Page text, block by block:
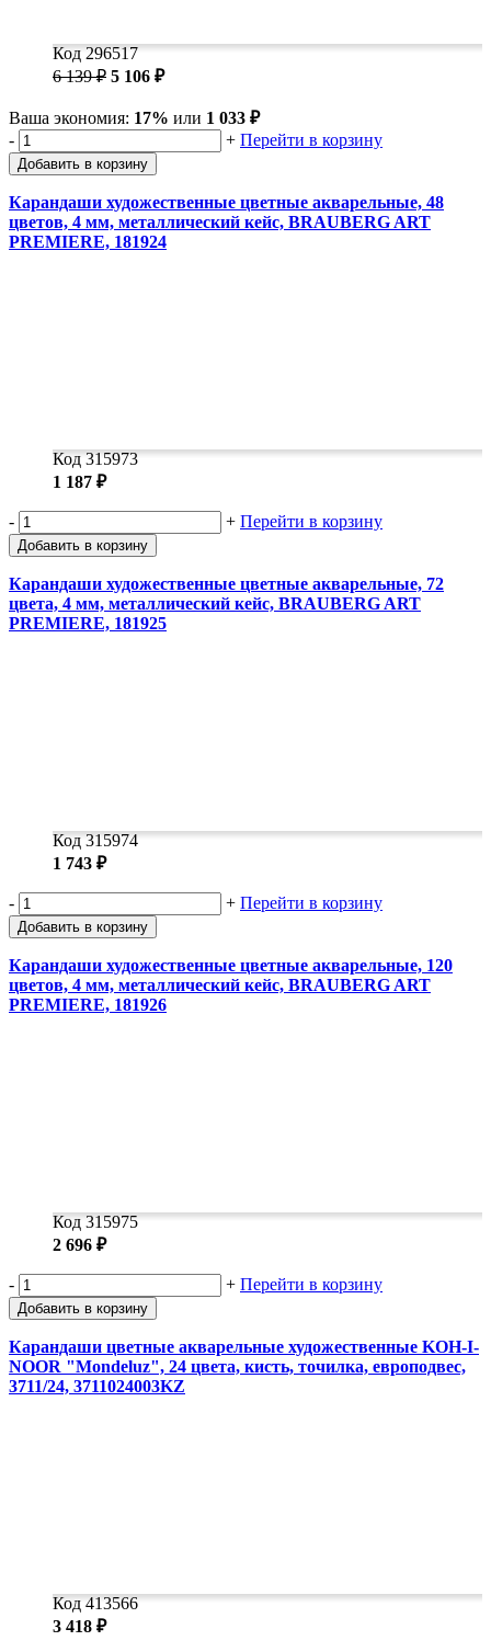
Код 296517
6 139 ₽ 5 106 ₽
Ваша экономия: 17% или 1 033 ₽
-
+ Перейти в корзину
Добавить в корзину
Карандаши художественные цветные акварельные, 48
цветов, 4 мм, металлический кейс, BRAUBERG ART
PREMIERE, 181924
Код 315973
1 187 ₽
- + Перейти в корзину
Добавить в корзину
Карандаши художественные цветные акварельные, 72
цвета, 4 мм, металлический кейс, BRAUBERG ART
PREMIERE, 181925
Код 315974
1 743 ₽
- + Перейти в корзину
Добавить в корзину
Карандаши художественные цветные акварельные, 120
цветов, 4 мм, металлический кейс, BRAUBERG ART
PREMIERE, 181926
Код 315975
2 696 ₽
- + Перейти в корзину
Добавить в корзину
Карандаши цветные акварельные художественные KOH-I-
NOOR "Mondeluz", 24 цвета, кисть, точилка, европодвес,
3711/24, 3711024003KZ
Код 413566
3 418 ₽